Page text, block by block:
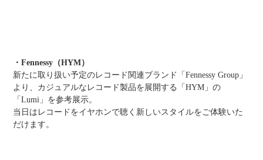
・Fennessy（HYM）
新たに取り扱い予定のレコード関連ブランド「Fennessy Group」
より、カジュアルなレコード製品を展開する「HYM」の
「Lumi」を参考展示。
当日はレコードをイヤホンで聴く新しいスタイルをご体験いた
だけます。